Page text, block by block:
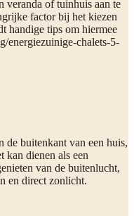
veranda of tuinhuis aan te
factor bij het kiezen
handige tips om hiermee
energiezuinige-chalets-5-
de buitenkant van een huis,
kan dienen als een
van de buitenlucht,
en direct zonlicht.